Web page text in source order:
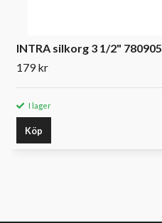
INTRA silkorg 3 1/2" 780905
179 kr
I lager
Köp